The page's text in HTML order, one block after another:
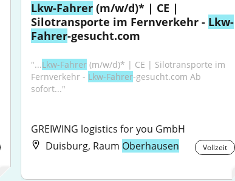
Lkw-Fahrer (m/w/d)* | CE |
Silotransporte im Fernverkehr - Lkw-
Fahrer-gesucht.com
"...Lkw-Fahrer (m/w/d)* | CE | Silotransporte im
Fernverkehr - Lkw-Fahrer-gesucht.com Ab
sofort..."
GREIWING logistics for you GmbH
Duisburg, Raum Oberhausen Vollzeit